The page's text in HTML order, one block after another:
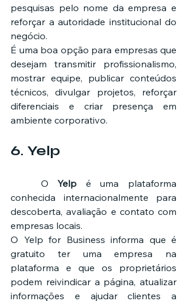
pesquisas pelo nome da empresa e
reforçar a autoridade institucional do
negócio.
É uma boa opção para empresas que
desejam transmitir profissionalismo,
mostrar equipe, publicar conteúdos
técnicos, divulgar projetos, reforçar
diferenciais e criar presença em
ambiente corporativo.
6. Yelp
	O
Yelp é uma plataforma
conhecida internacionalmente para
descoberta, avaliação e contato com
empresas locais.
O Yelp for Business informa que é
gratuito ter uma empresa na
plataforma e que os proprietários
podem reivindicar a página, atualizar
informações e ajudar clientes a